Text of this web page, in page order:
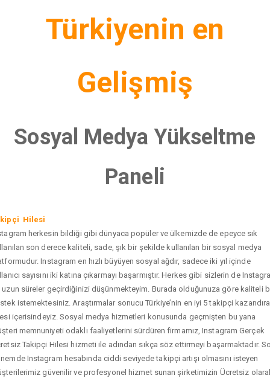
Türkiyenin en
Gelişmiş
Sosyal Medya Yükseltme
Paneli
Hilesi
herkesin bildiği gibi dünyaca popüler ve ülkemizde de epeyce sık
son derece kaliteli, sade, şık bir şekilde kullanılan bir sosyal medya
Instagram en hızlı büyüyen sosyal ağdır, sadece iki yıl içinde
sayısını iki katına çıkarmayı başarmıştır. Herkes gibi sizlerin de
uzun süreler geçirdiğinizi düşünmekteyim. Burada olduğunuza göre kaliteli
istemektesiniz. Araştırmalar sonucu Türkiye’nin en iyi 5 takipçi
içerisindeyiz. Sosyal medya hizmetleri konusunda geçmişten bu yana
memnuniyeti odaklı faaliyetlerini sürdüren firmamız, Instagram Gerçek
Takipçi Hilesi hizmeti ile adından sıkça söz ettirmeyi başarmaktadır.
Instagram hesabında ciddi seviyede takipçi artışı olmasını isteyen
güvenilir ve profesyonel hizmet sunan şirketimizin Ücretsiz